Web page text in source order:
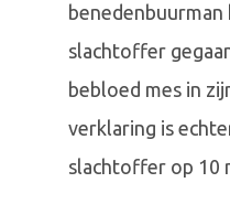
slachtoffer
bebloed mes in
verklaring is
slachtoffer op 10